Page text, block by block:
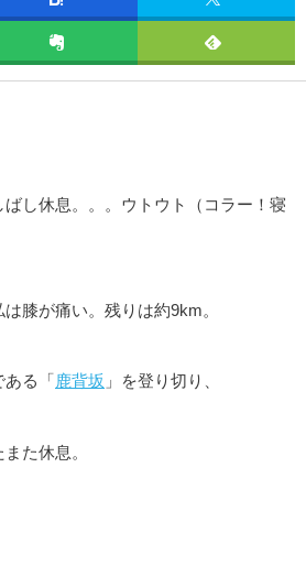
し休息。。。ウトウト（コラー！寝
膝が痛い。残りは約9km。
る「 鹿背坂 」を登り切り、
また休息。